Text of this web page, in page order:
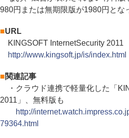
980円または無期限版が1980円とな
■URL
KINGSOFT InternetSecurity 2011
http://www.kingsoft.jp/is/index.html
■関連記事
・クラウド連携で軽量化した「
2011」、無料版も
http://
79364.html